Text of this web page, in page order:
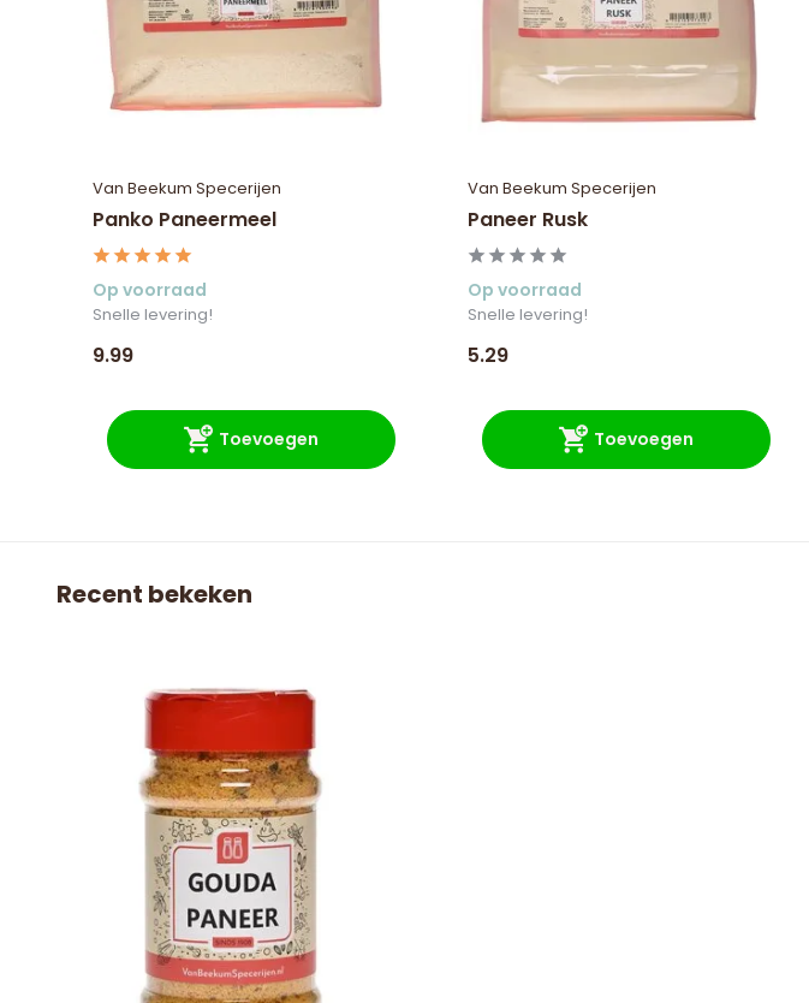
Van Beekum Specerijen
Panko Paneermeel
Op voorraad
Snelle levering!
9.99
Toevoegen
Van Beekum Specerijen
Paneer Rusk
Op voorraad
Snelle levering!
5.29
Toevoegen
Recent bekeken